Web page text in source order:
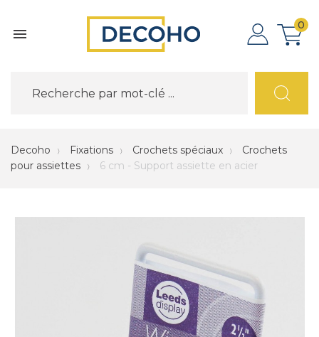

0
Decoho Fixations Crochets spéciaux
Crochets
pour assiettes
6 cm - Support assiette en acier